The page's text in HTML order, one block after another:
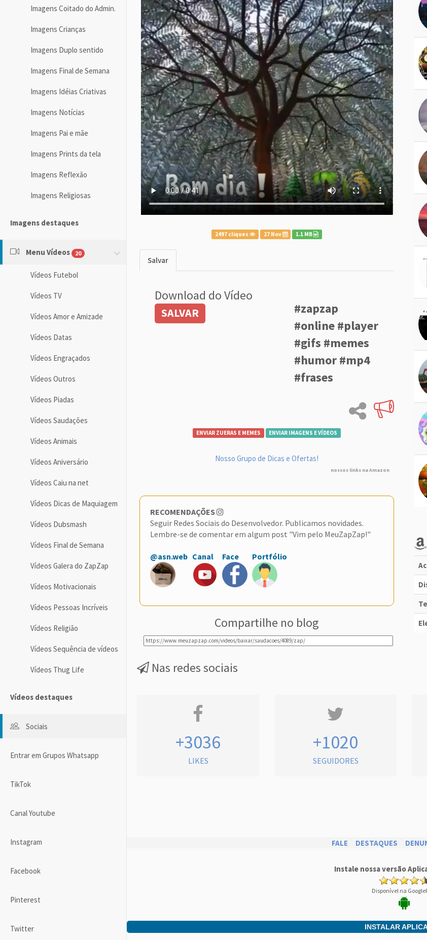
Imagens Coitado do Admin.
Imagens Crianças
Imagens Duplo sentido
Imagens Final de Semana
Imagens Idéias Criativas
Imagens Notícias
Imagens Pai e mãe
Imagens Prints da tela
Imagens Reflexão
Imagens Religiosas
Imagens destaques
Menu Vídeos 20
Vídeos Futebol
Vídeos TV
Vídeos Amor e Amizade
Vídeos Datas
Vídeos Engraçados
Vídeos Outros
Vídeos Piadas
Vídeos Saudações
Vídeos Animais
Vídeos Aniversário
Vídeos Caiu na net
Vídeos Dicas de Maquiagem
Vídeos Dubsmash
Vídeos Final de Semana
Vídeos Galera do ZapZap
Vídeos Motivacionais
Vídeos Pessoas Incríveis
Vídeos Religião
Vídeos Sequência de vídeos
Vídeos Thug Life
Vídeos destaques
Sociais
Entrar em Grupos Whatsapp
TikTok
Canal Youtube
Instagram
Facebook
Pinterest
Twitter
2497 cliques 27 Nov 1.1 MB
Salvar
Download do Vídeo
SALVAR
#zapzap
#online #player
#gifs #memes
#humor #mp4
#frases
ENVIAR ZUERAS E MEMES ENVIAR IMAGENS E VÍDEOS
Nosso Grupo de Dicas e Ofertas!
nossos links na Amazon
RECOMENDAÇÕES
Seguir Redes Sociais do Desenvolvedor. Publicamos novidades.
Lembre-se de comentar em algum post "Vim pelo MeuZapZap!"
@asn.web Canal Face Portfólio
Compartilhe no blog
Nas redes sociais
+3036
LIKES
+1020
SEGUIDORES
FALE DESTAQUES
Instale nossa versão
Disponível na
INSTALAR